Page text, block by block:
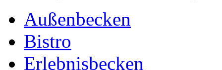
Außenbecken
Bistro
Erlebnisbecken